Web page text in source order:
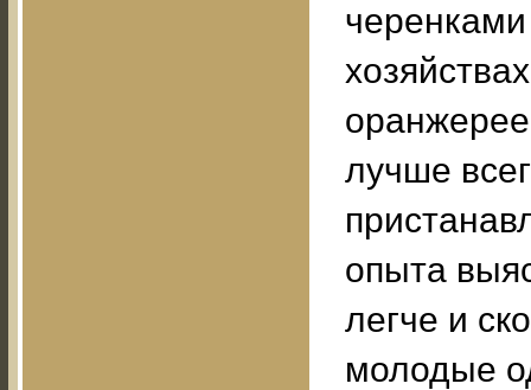
лучше
опыта
легче и
молодые